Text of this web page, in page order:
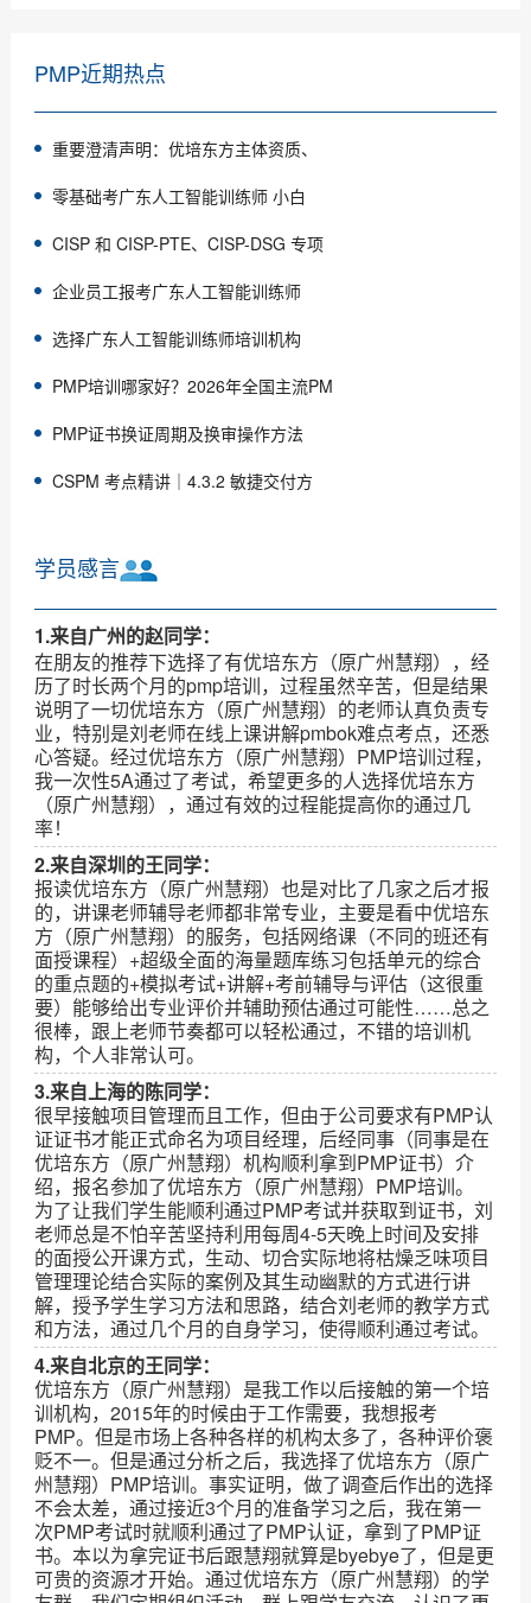
PMP近期热点
重要澄清声明：优培东方主体资质、
零基础考广东人工智能训练师 小白
CISP 和 CISP-PTE、CISP-DSG 专项
企业员工报考广东人工智能训练师
选择广东人工智能训练师培训机构
PMP培训哪家好？2026年全国主流PM
PMP证书换证周期及换审操作方法
CSPM 考点精讲｜4.3.2 敏捷交付方
学员感言
1.来自广州的赵同学：
在朋友的推荐下选择了有优培东方（原广州慧翔），经
历了时长两个月的pmp培训，过程虽然辛苦，但是结果
说明了一切优培东方（原广州慧翔）的老师认真负责专
业，特别是刘老师在线上课讲解pmbok难点考点，还悉
心答疑。经过优培东方（原广州慧翔）PMP培训过程，
我一次性5A通过了考试，希望更多的人选择优培东方
（原广州慧翔），通过有效的过程能提高你的通过几
率！
2.来自深圳的王同学：
报读优培东方（原广州慧翔）也是对比了几家之后才报
的，讲课老师辅导老师都非常专业，主要是看中优培东
方（原广州慧翔）的服务，包括网络课（不同的班还有
面授课程）+超级全面的海量题库练习包括单元的综合
的重点题的+模拟考试+讲解+考前辅导与评估（这很重
要）能够给出专业评价并辅助预估通过可能性……总之
很棒，跟上老师节奏都可以轻松通过，不错的培训机
构，个人非常认可。
3.来自上海的陈同学：
很早接触项目管理而且工作，但由于公司要求有PMP认
证证书才能正式命名为项目经理，后经同事（同事是在
优培东方（原广州慧翔）机构顺利拿到PMP证书）介
绍，报名参加了优培东方（原广州慧翔）PMP培训。
为了让我们学生能顺利通过PMP考试并获取到证书，刘
老师总是不怕辛苦坚持利用每周4-5天晚上时间及安排
的面授公开课方式，生动、切合实际地将枯燥乏味项目
管理理论结合实际的案例及其生动幽默的方式进行讲
解，授予学生学习方法和思路，结合刘老师的教学方式
和方法，通过几个月的自身学习，使得顺利通过考试。
4.来自北京的王同学：
优培东方（原广州慧翔）是我工作以后接触的第一个培
训机构，2015年的时候由于工作需要，我想报考
PMP。但是市场上各种各样的机构太多了，各种评价褒
贬不一。但是通过分析之后，我选择了优培东方（原广
州慧翔）PMP培训。事实证明，做了调查后作出的选择
不会太差，通过接近3个月的准备学习之后，我在第一
次PMP考试时就顺利通过了PMP认证，拿到了PMP证
书。本以为拿完证书后跟慧翔就算是byebye了，但是更
可贵的资源才开始。通过优培东方（原广州慧翔）的学